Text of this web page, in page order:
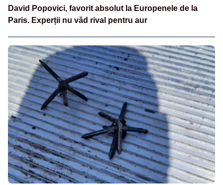
David Popovici, favorit absolut la Europenele de la
Paris. Experții nu văd rival pentru aur